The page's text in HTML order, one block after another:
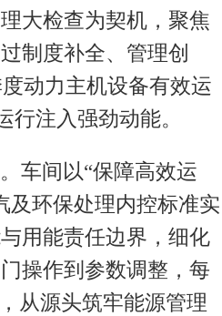
大检查为契机，聚焦
制度补全、管理创
动力主机设备有效运
行注入强劲动能。
车间以“保障高效运
及环保处理内控标准实
用能责任边界，细化
操作到参数调整，每
从源头筑牢能源管理